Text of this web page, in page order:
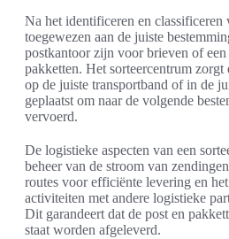
Na het identificeren en
toegewezen aan de juiste
postkantoor zijn voor brieven of
pakketten. Het sorteercentrum
op de juiste transportband of in de
geplaatst om naar de volgende
vervoerd.
De logistieke aspecten van een
beheer van de stroom van
routes voor efficiënte levering en
activiteiten met andere logistieke
Dit garandeert dat de post en
staat worden afgeleverd.